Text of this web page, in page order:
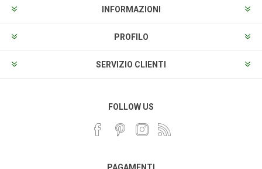
INFORMAZIONI
PROFILO
SERVIZIO CLIENTI
FOLLOW US